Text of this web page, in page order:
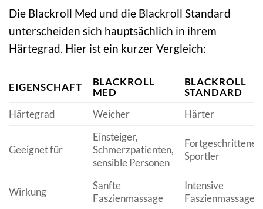
Die Blackroll Med und die Blackroll Standard
unterscheiden sich hauptsächlich in ihrem
Härtegrad. Hier ist ein kurzer Vergleich:
EIGENSCHAFT
BLACKROLL
MED
BLACKROLL
STANDARD
Härtegrad
Weicher Härter
Geeignet für
Einsteiger,
Schmerzpatienten,
sensible Personen
Fortgeschrittene,
Sportler
Wirkung
Sanfte
Faszienmassage
Intensive
Faszienmassage